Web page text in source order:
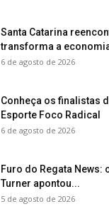
Santa Catarina
transforma a
6 de agosto de 2026
Conheça os finalistas
Esporte Foco Radical
6 de agosto de 2026
Furo do Regata News:
Turner apontou...
5 de agosto de 2026